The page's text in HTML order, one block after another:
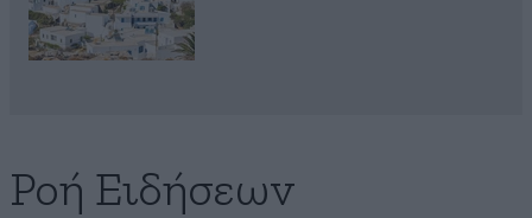
Ροή Ειδήσεων